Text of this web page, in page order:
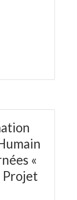
«
Projet